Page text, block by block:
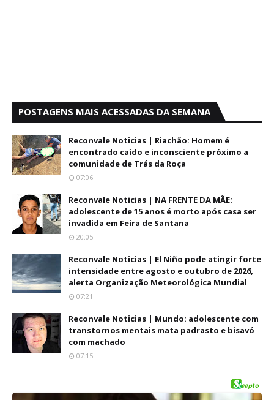
POSTAGENS MAIS ACESSADAS DA SEMANA
Reconvale Noticias | Riachão: Homem é
encontrado caído e inconsciente próximo a
comunidade de Trás da Roça
07:06
Reconvale Noticias | NA FRENTE DA MÃE:
adolescente de 15 anos é morto após casa ser
invadida em Feira de Santana
20:05
Reconvale Noticias | El Niño pode atingir forte
intensidade entre agosto e outubro de 2026,
alerta Organização Meteorológica Mundial
07:21
Reconvale Noticias | Mundo: adolescente com
transtornos mentais mata padrasto e bisavó
com machado
07:15